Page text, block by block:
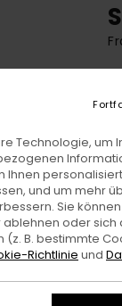
Technologie, um
und um mehr
Sie
ablehnen oder
B. bestimmte
Richtlinie und